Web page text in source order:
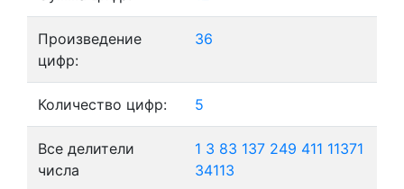
Произведение
цифр:
36
Количество цифр: 5
Все делители
числа
1 3 83 137 249 411 11371
34113